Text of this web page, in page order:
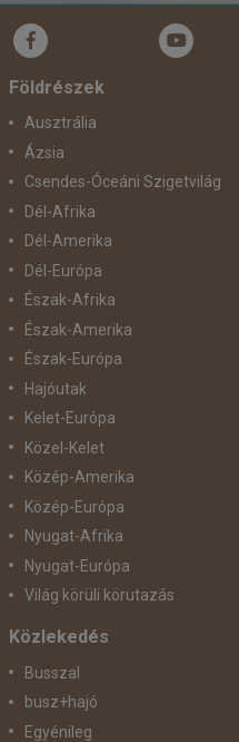
Földrészek
Ausztrália
Ázsia
Csendes-Óceáni Szigetvilág
Dél-Afrika
Dél-Amerika
Dél-Európa
Észak-Afrika
Észak-Amerika
Észak-Európa
Hajóutak
Kelet-Európa
Közel-Kelet
Közép-Amerika
Közép-Európa
Nyugat-Afrika
Nyugat-Európa
Világ körüli körutazás
Közlekedés
Busszal
busz+hajó
Egyénileg